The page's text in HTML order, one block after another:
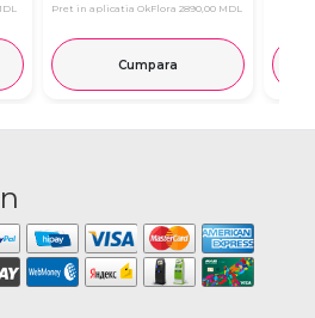
Pret in aplicatia OkFlora 2890,00 MDL
Cumpara